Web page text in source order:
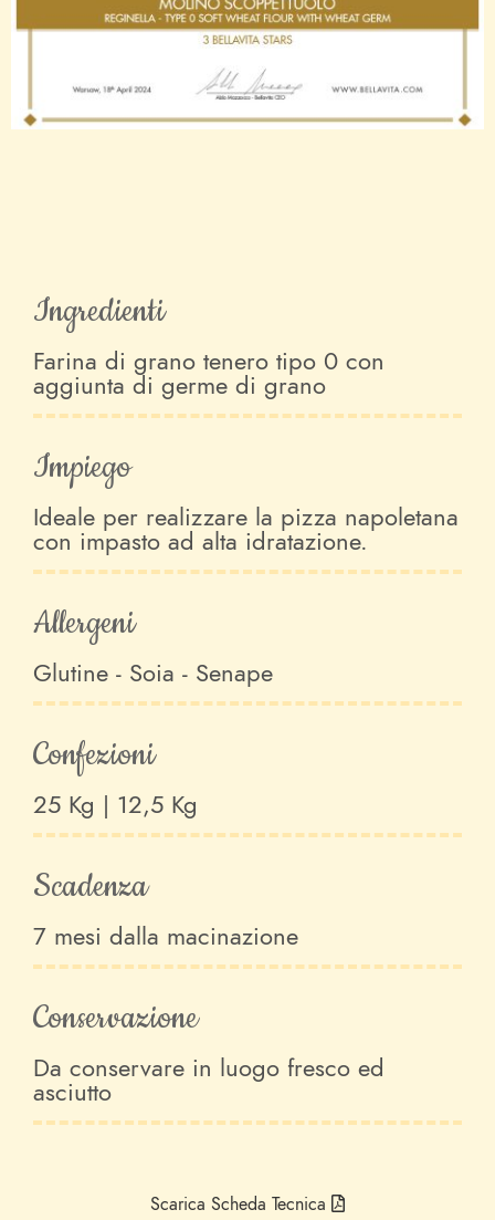
Ingredienti
Farina di grano tenero tipo 0 con
aggiunta di germe di grano
Impiego
Ideale per realizzare la pizza napoletana
con impasto ad alta idratazione.
Allergeni
Glutine - Soia - Senape
Confezioni
25 Kg | 12,5 Kg
Scadenza
7 mesi dalla macinazione
Conservazione
Da conservare in luogo fresco ed
asciutto
Scarica Scheda Tecnica